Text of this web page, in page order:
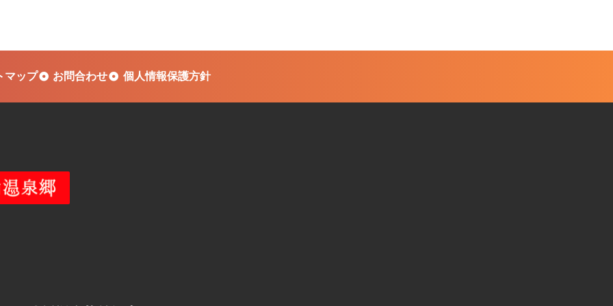
マップ お問合わせ 個人情報保護方針